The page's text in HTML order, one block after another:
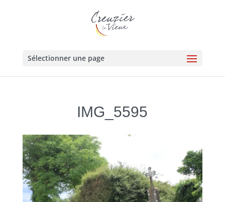
Sélectionner une page
IMG_5595